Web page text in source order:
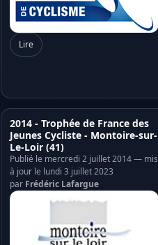
Lire
2014 - Trophée de France des
Jeunes Cycliste - Montoire-sur-
Le-Loir (41)
Publié le mercredi 2 juillet 2014 — mis
à jour le lundi 3 juillet 2023
par Frédéric Lafargue